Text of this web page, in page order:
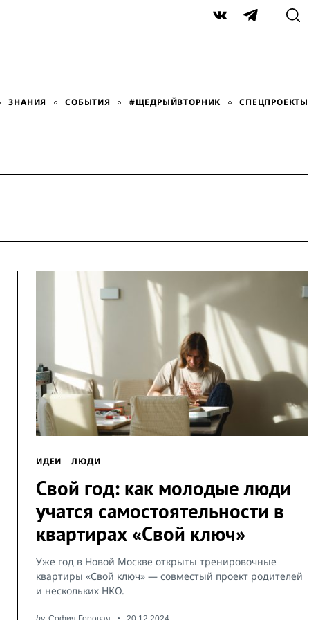
VK Telegram
ЗНАНИЯ СОБЫТИЯ #ЩЕДРЫЙВТОРНИК СПЕЦПРОЕКТЫ
ИДЕИ ЛЮДИ
Свой год: как молодые люди
учатся самостоятельности в
квартирах «Свой ключ»
Уже год в Новой Москве открыты тренировочные
квартиры «Свой ключ» — совместый проект родителей
и нескольких НКО.
by София Горовая 20.12.2024